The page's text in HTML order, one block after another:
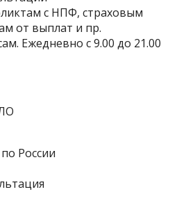
с НПФ, страховым
от выплат и пр.
Ежедневно с 9.00 до 21.00
России